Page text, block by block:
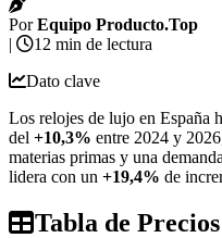
PorEquipo Producto.Top
|
12 min de lectura
Dato clave
Los relojes de lujo en España
del +10,3% entre 2024 y
materias primas y una
lidera con un +19,4% de
Tabla de